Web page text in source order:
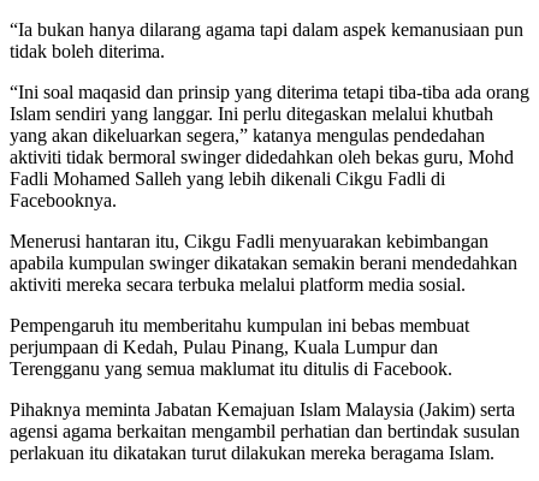
“Ia bukan hanya dilarang agama tapi dalam aspek kemanusiaan pun
tidak boleh diterima.
“Ini soal maqasid dan prinsip yang diterima tetapi tiba-tiba ada orang
Islam sendiri yang langgar. Ini perlu ditegaskan melalui khutbah
yang akan dikeluarkan segera,” katanya mengulas pendedahan
aktiviti tidak bermoral swinger didedahkan oleh bekas guru, Mohd
Fadli Mohamed Salleh yang lebih dikenali Cikgu Fadli di
Facebooknya.
Menerusi hantaran itu, Cikgu Fadli menyuarakan kebimbangan
apabila kumpulan swinger dikatakan semakin berani mendedahkan
aktiviti mereka secara terbuka melalui platform media sosial.
Pempengaruh itu memberitahu kumpulan ini bebas membuat
perjumpaan di Kedah, Pulau Pinang, Kuala Lumpur dan
Terengganu yang semua maklumat itu ditulis di Facebook.
Pihaknya meminta Jabatan Kemajuan Islam Malaysia (Jakim) serta
agensi agama berkaitan mengambil perhatian dan bertindak susulan
perlakuan itu dikatakan turut dilakukan mereka beragama Islam.